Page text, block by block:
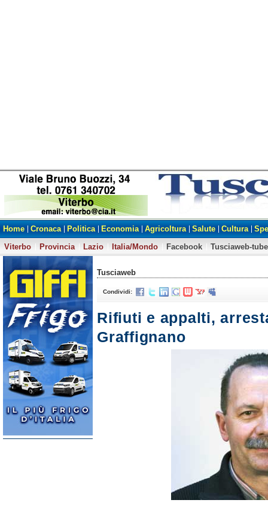
Home Cronaca Politica Economia Agricoltura Salute Cultura
Viterbo
Provincia Lazio Italia/Mondo Facebook Tusciaweb-tube
Tusciaweb
Condividi:
Rifiuti e appalti,
Graffignano